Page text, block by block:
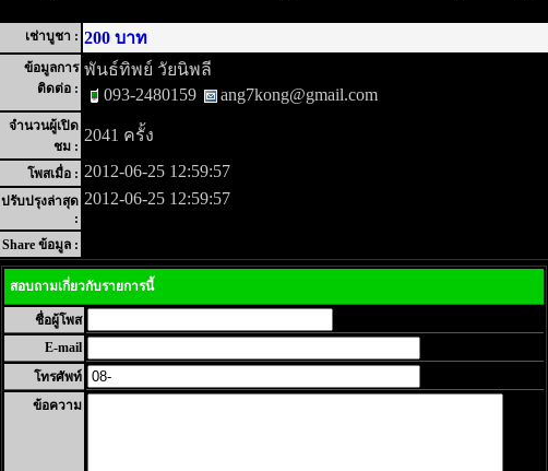
เช่าบูชา : 200 บาท
ข้อมูลการ
ติดต่อ :
พันธ์ทิพย์ วัยนิพลี
093-2480159
ang7kong@gmail.com
จำนวนผู้เปิด
ชม :
2041 ครั้ง
โพสเมื่อ : 2012-06-25 12:59:57
ปรับปรุงล่าสุด
:
2012-06-25 12:59:57
Share ข้อมูล :
สอบถามเกี่ยวกับรายการนี้
ชื่อผู้โพส
E-mail
โทรศัพท์
ข้อความ